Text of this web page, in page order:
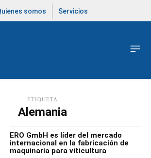
somos Servicios
ETIQUETA
Alemania
ERO GmbH es líder del mercado
internacional en la fabricación de
maquinaria para viticultura